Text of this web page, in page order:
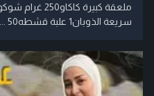
سريعة الذوبان1 علبة قشطه50 ....